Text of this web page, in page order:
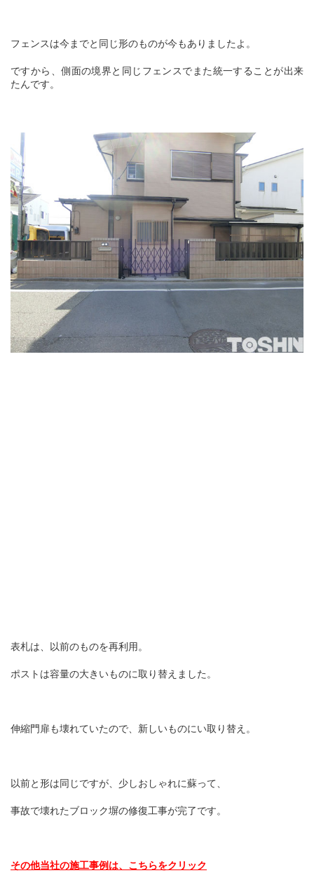
フェンスは今までと同じ形のものが今もありましたよ。
ですから、側面の境界と同じフェンスでまた統一することが出来
たんです。
表札は、以前のものを再利用。
ポストは容量の大きいものに取り替えました。
伸縮門扉も壊れていたので、新しいものにい取り替え。
以前と形は同じですが、少しおしゃれに蘇って、
事故で壊れたブロック塀の修復工事が完了です。
その他当社の施工事例は、こちらをクリック